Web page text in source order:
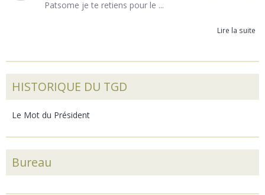
Patsome je te retiens pour le ...
Lire la suite
HISTORIQUE DU TGD
Le Mot du Président
Bureau